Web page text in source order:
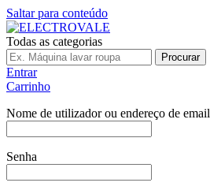
Saltar para conteúdo
Todas as categorias
Procurar
Entrar
Carrinho
Nome de utilizador ou endereço de email
Senha